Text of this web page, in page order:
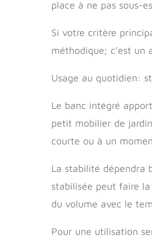
place à ne pas sous-
Si votre critère
méthodique; c’est un
Usage au quotidien:
Le banc intégré
petit mobilier de
courte ou à un
La stabilité dépendra
stabilisée peut faire
du volume avec le
Pour une utilisation